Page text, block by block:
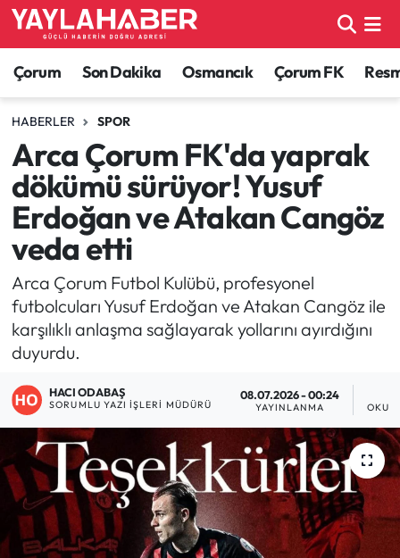
Çorum Son Dakika Osmancık Çorum FK
HABERLER SPOR
Arca Çorum FK'da yaprak
dökümü sürüyor! Yusuf
Erdoğan ve Atakan Cangöz
veda etti
Arca Çorum Futbol Kulübü, profesyonel
futbolcuları Yusuf Erdoğan ve Atakan Cangöz ile
karşılıklı anlaşma sağlayarak yollarını ayırdığını
duyurdu.
HACI ODABAŞ
SORUMLU YAZI İŞLERI MÜDÜRÜ
08.07.2026 - 00:24
YAYINLANMA
Alaca Haberleri
Bayat Haberleri
Bilgi - Keşfet Haberleri
Bilim ve Teknoloji
Boğazkale Haberleri
Çorum Haberleri
Çorum Son Dakika Haberleri
Dodurga Haberleri
Eğitim
Ekonomi
Güncel
Çorum Nöbetçi Eczaneler
Çorum Hava Durumu
Çorum Namaz Vakitleri
Çorum Trafik Yoğunluk Haritası
TFF 1.Lig Puan Durumu ve Fikstür
Tüm Manşetler
Son Dakika Haberleri
Haber Arşivi